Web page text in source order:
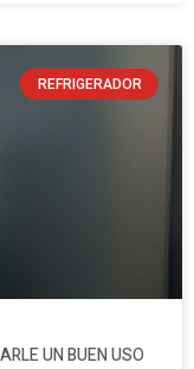
REFRIGERADOR
UN BUEN USO